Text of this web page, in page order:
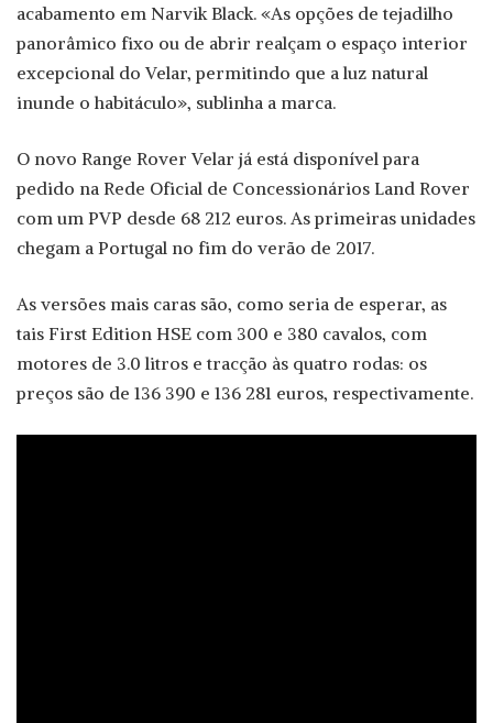
acabamento em Narvik Black. «As opções de tejadilho
panorâmico fixo ou de abrir realçam o espaço interior
excepcional do Velar, permitindo que a luz natural
inunde o habitáculo», sublinha a marca.
O novo Range Rover Velar já está disponível para
pedido na Rede Oficial de Concessionários Land Rover
com um PVP desde 68 212 euros. As primeiras unidades
chegam a Portugal no fim do verão de 2017.
As versões mais caras são, como seria de esperar, as
tais First Edition HSE com 300 e 380 cavalos, com
motores de 3.0 litros e tracção às quatro rodas: os
preços são de 136 390 e 136 281 euros, respectivamente.